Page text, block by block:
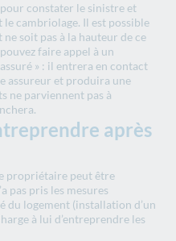
constater le sinistre et
le cambriolage. Il est possible
soit pas à la hauteur de ce
faire appel à un
» : il entrera en contact
assureur et produira une
ne parviennent pas à
après
propriétaire peut être
pas pris les mesures
du logement (installation d’un
à lui d’entreprendre les